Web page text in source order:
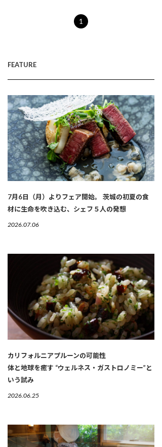
1
FEATURE
7月6日（月）よりフェア開始。 茨城の初夏の食
材に生命を吹き込む、シェフ５人の発想
2026.07.06
カリフォルニアプルーンの可能性
体と地球を癒す “ウェルネス・ガストロノミー”と
いう試み
2026.06.25